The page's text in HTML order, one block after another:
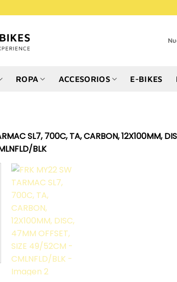
ROPA ACCESORIOS E-BIKES